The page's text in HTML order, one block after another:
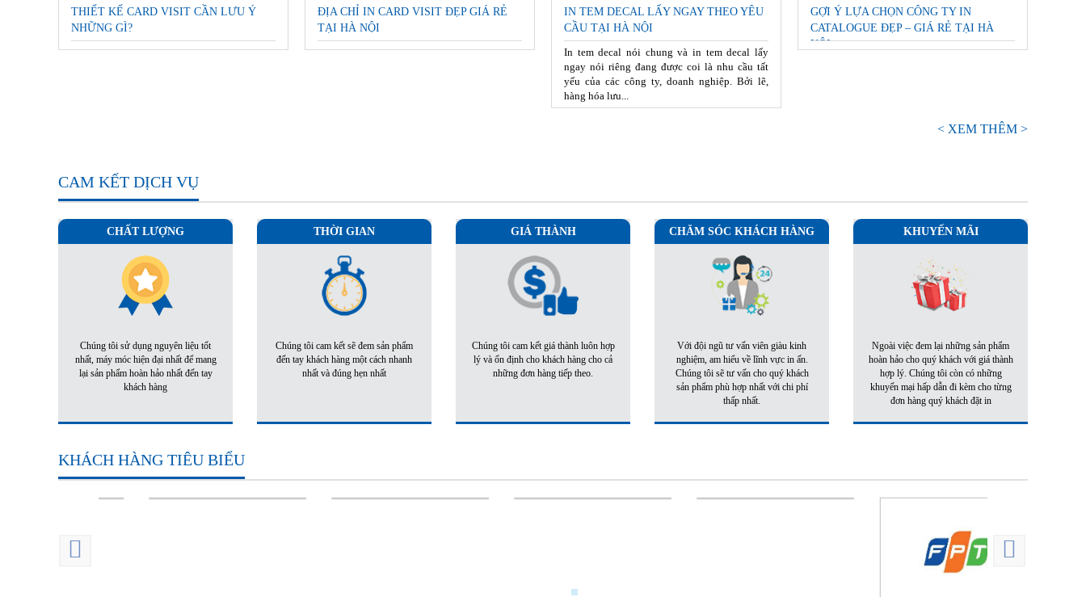
THIẾT KẾ CARD VISIT CẦN LƯU Ý
NHỮNG GÌ?
ĐỊA CHỈ IN CARD VISIT ĐẸP GIÁ RẺ
TẠI HÀ NỘI
IN TEM DECAL LẤY NGAY THEO YÊU
CẦU TẠI HÀ NỘI
In tem decal nói chung và in tem decal lấy
ngay nói riêng đang được coi là nhu cầu tất
yếu của các công ty, doanh nghiệp. Bởi lẽ,
hàng hóa lưu...
GỢI Ý LỰA CHỌN CÔNG TY IN
CATALOGUE ĐẸP – GIÁ RẺ TẠI HÀ
NỘI
< XEM THÊM >
CAM KẾT DỊCH VỤ
CHẤT LƯỢNG
Chúng tôi sử dụng nguyên liệu tốt
nhất, máy móc hiện đại nhất để mang
lại sản phẩm hoàn hảo nhất đến tay
khách hàng
THỜI GIAN
Chúng tôi cam kết sẽ đem sản phẩm
đến tay khách hàng một cách nhanh
nhất và đúng hẹn nhất
GIÁ THÀNH
Chúng tôi cam kết giá thành luôn hợp
lý và ổn định cho khách hàng cho cả
những đơn hàng tiếp theo.
CHĂM SÓC KHÁCH HÀNG
Với đội ngũ tư vấn viên giàu kinh
nghiệm, am hiểu về lĩnh vực in ấn.
Chúng tôi sẽ tư vấn cho quý khách
sản phẩm phù hợp nhất với chi phí
thấp nhất.
KHUYẾN MÃI
Ngoài việc đem lại những sản phẩm
hoàn hảo cho quý khách với giá thành
hợp lý. Chúng tôi còn có những
khuyến mại hấp dẫn đi kèm cho từng
đơn hàng quý khách đặt in
KHÁCH HÀNG TIÊU BIỂU